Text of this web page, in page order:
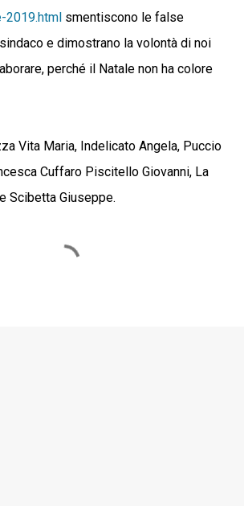
2019.html smentiscono le false
e dimostrano la volontà di noi
perché il Natale non ha colore
Vita Maria, Indelicato Angela, Puccio
Cuffaro Piscitello Giovanni, La
Scibetta Giuseppe.